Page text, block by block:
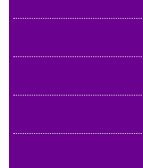
089